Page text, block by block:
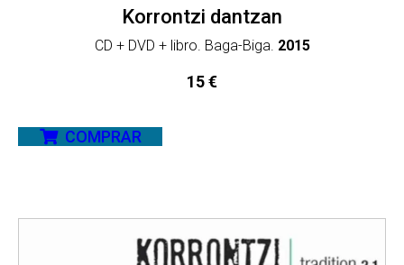
Korrontzi dantzan
CD + DVD + libro. Baga-Biga. 2015
15€
COMPRAR